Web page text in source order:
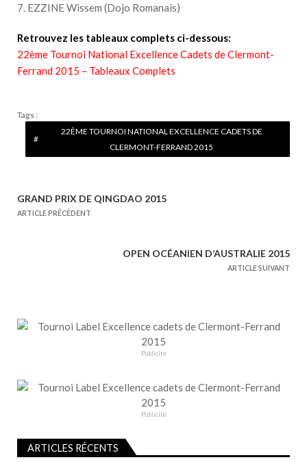
7. EZZINE Wissem (Dojo Romanais)
Retrouvez les tableaux complets ci-dessous:
22ème Tournoi National Excellence Cadets de Clermont-
Ferrand 2015 – Tableaux Complets
Tags :
22ÈME TOURNOI NATIONAL EXCELLENCE CADETS DE
CLERMONT-FERRAND 2015
N
t
i
d
’
GRAND PRIX DE QINGDAO 2015
ARTICLE PRÉCÉDENT
OPEN OCÉANIEN D’AUSTRALIE 2015
ARTICLE SUIVANT
Publicité
Publicité
ARTICLES RÉCENTS